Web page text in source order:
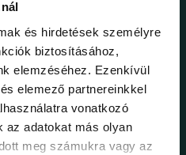
és hirdetések személyre
biztosításához,
elemzéséhez. Ezenkívül
elemező partnereinkkel
vonatkozó
az adatokat más olyan
meg számukra vagy az
consectetur adipiscing elit,
ut labore et dolore
veniam, quis nostrud